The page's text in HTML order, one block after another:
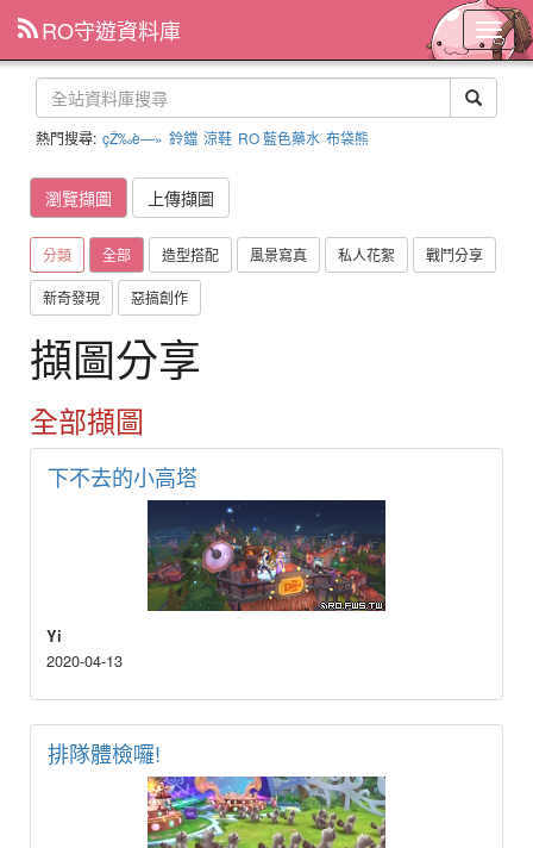
主
選
單
RO守遊資料庫
熱門搜尋: çŽ‰è—» 鈴鐺 涼鞋 RO 藍色藥水 布袋熊
瀏覽擷圖 上傳擷圖
分類 全部 造型搭配 風景寫真 私人花絮 戰鬥分享
新奇發現 惡搞創作
擷圖分享
全部擷圖
下不去的小高塔
Yi
2020-04-13
排隊體檢囉!